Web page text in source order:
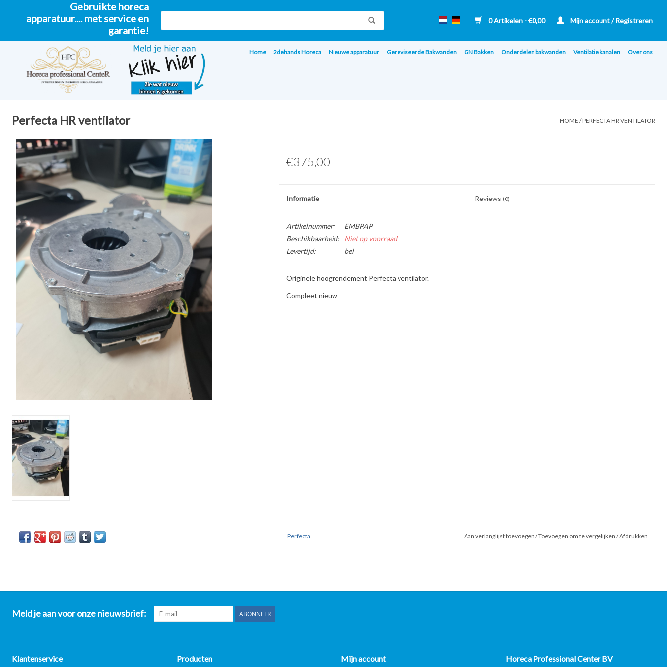
Gebruikte horeca
apparatuur.... met service en
garantie!
0 Artikelen - €0,00 Mijn account / Registreren
Home 2dehands Horeca Nieuwe apparatuur Gereviseerde Bakwanden GN Bakken Onderdelen bakwanden Ventilatie kanalen Over ons
Perfecta HR ventilator HOME /PERFECTA HR VENTILATOR
€375,00
Informatie Reviews (0)
Artikelnummer:
EMBPAP
Beschikbaarheid:
Niet op voorraad
Levertijd:
bel
Originele hoogrendement Perfecta ventilator.
Compleet nieuw
Perfecta Aan verlanglijst toevoegen /Toevoegen om te vergelijken /Afdrukken
Meld je aan voor onze nieuwsbrief: ABONNEER
Klantenservice Producten Mijn account Horeca Professional Center BV